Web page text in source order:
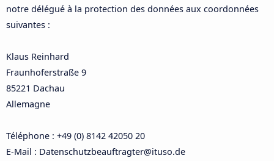
notre délégué à la protection des données aux coordonnées
suivantes :
Klaus Reinhard
Fraunhoferstraße 9
85221 Dachau
Allemagne
Téléphone : +49 (0) 8142 42050 20
E-Mail : Datenschutzbeauftragter@ituso.de